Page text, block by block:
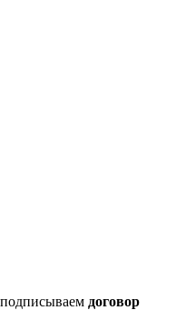
договор